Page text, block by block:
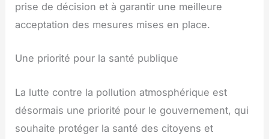
prise de décision et à garantir une meilleure
acceptation des mesures mises en place.
Une priorité pour la santé publique
La lutte contre la pollution atmosphérique est
désormais une priorité pour le gouvernement, qui
souhaite protéger la santé des citoyens et